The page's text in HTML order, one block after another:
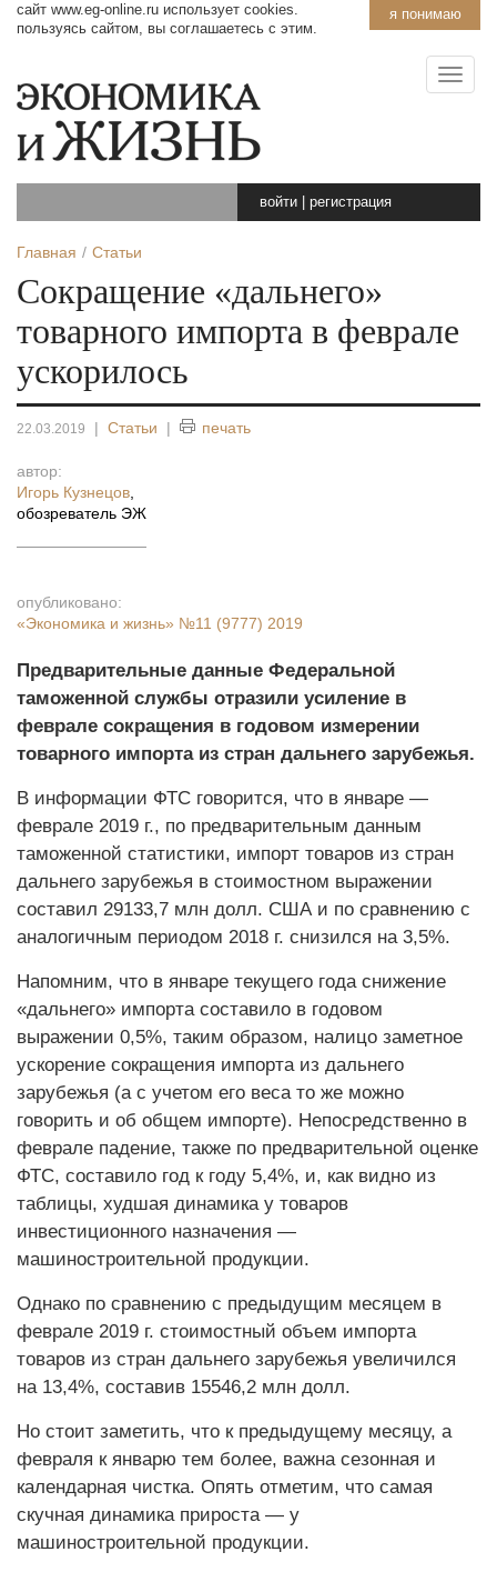
я понимаю
сайт www.eg-online.ru использует cookies.
пользуясь сайтом, вы соглашаетесь с этим.
войти регистрация
Главная Статьи
Сокращение «дальнего»
товарного импорта в феврале
ускорилось
22.03.2019 | Статьи | печать
автор:
Игорь Кузнецов
обозреватель ЭЖ
опубликовано:
«Экономика и жизнь» №11 (9777) 2019
Предварительные данные Федеральной
таможенной службы отразили усиление в
феврале сокращения в годовом измерении
товарного импорта из стран дальнего зарубежья.
В информации ФТС говорится, что в январе —
феврале 2019 г., по предварительным данным
таможенной статистики, импорт товаров из стран
дальнего зарубежья в стоимостном выражении
составил 29133,7 млн долл. США и по сравнению с
аналогичным периодом 2018 г. снизился на 3,5%.
Напомним, что в январе текущего года снижение
«дальнего» импорта составило в годовом
выражении 0,5%, таким образом, налицо заметное
ускорение сокращения импорта из дальнего
зарубежья (а с учетом его веса то же можно
говорить и об общем импорте). Непосредственно в
феврале падение, также по предварительной оценке
ФТС, составило год к году 5,4%, и, как видно из
таблицы, худшая динамика у товаров
инвестиционного назначения —
машиностроительной продукции.
Однако по сравнению с предыдущим месяцем в
феврале 2019 г. стоимостный объем импорта
товаров из стран дальнего зарубежья увеличился
на 13,4%, составив 15546,2 млн долл.
Но стоит заметить, что к предыдущему месяцу, а
февраля к январю тем более, важна сезонная и
календарная чистка. Опять отметим, что самая
скучная динамика прироста — у
машиностроительной продукции.